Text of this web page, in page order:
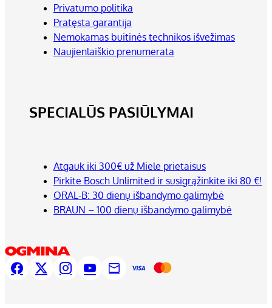
Privatumo politika
Pratęsta garantija
Nemokamas buitinės technikos išvežimas
Naujienlaiškio prenumerata
SPECIALŪS PASIŪLYMAI
Atgauk iki 300€ už Miele prietaisus
Pirkite Bosch Unlimited ir susigrąžinkite iki 80 €!
ORAL-B: 30 dienų išbandymo galimybė
BRAUN – 100 dienų išbandymo galimybė